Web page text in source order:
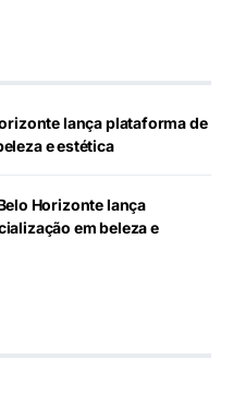
lança plataforma de
e estética
Horizonte lança
em beleza e